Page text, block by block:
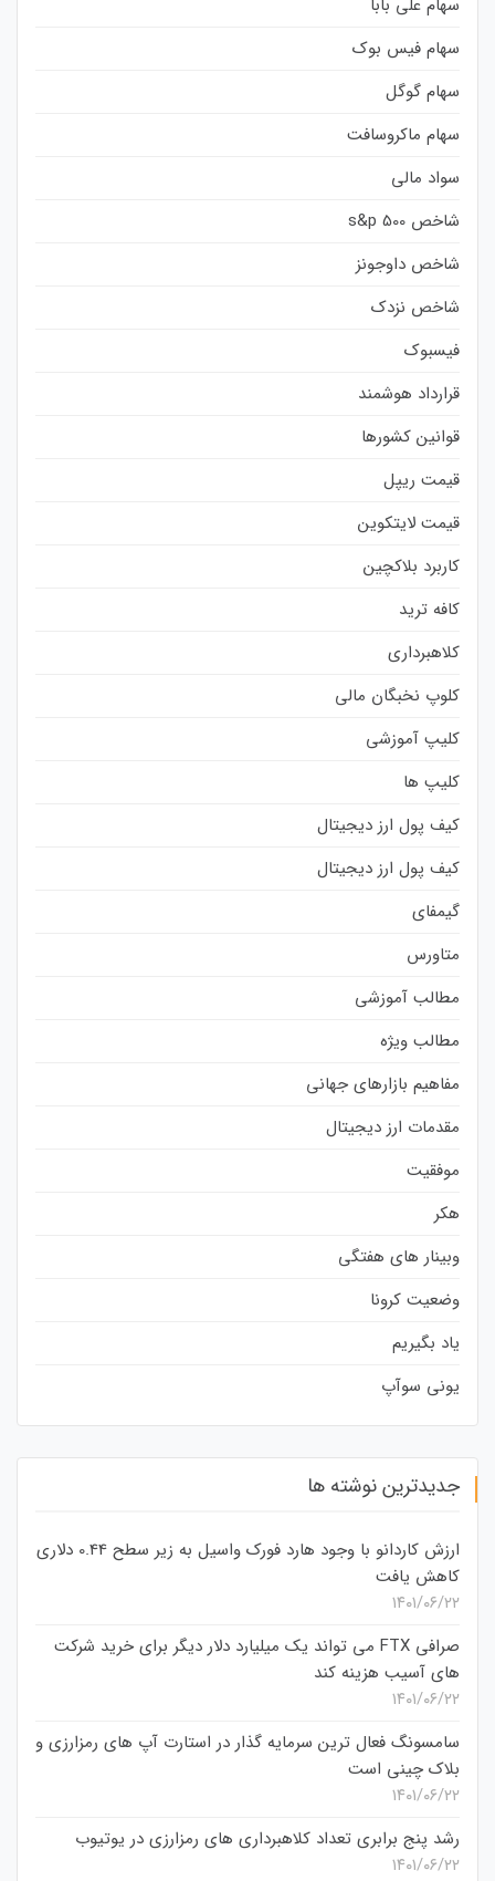
سهام فیس بوک
سهام گوگل
سهام ماکروسافت
سواد مالی
شاخص s&p 500
شاخص داوجونز
شاخص نزدک
فیسبوک
قرارداد هوشمند
قوانین کشورها
قیمت ریپل
قیمت لایتکوین
کاربرد بلاکچین
کافه ترید
کلاهبرداری
کلوپ نخبگان مالی
کلیپ آموزشی
کلیپ ها
کیف پول ارز دیجیتال
کیف پول ارز دیجیتال
گیمفای
متاورس
مطالب آموزشی
مطالب ویژه
مفاهیم بازارهای جهانی
مقدمات ارز دیجیتال
موفقیت
هکر
وبینار های هفتگی
وضعیت کرونا
یاد بگیریم
یونی سوآپ
جدیدترین نوشته ها
ارزش کاردانو با وجود هارد فورک واسیل به زیر سطح 0.44 دلاری
کاهش یافت
۱۴۰۱/۰۶/۲۲
صرافی FTX می تواند یک میلیارد دلار دیگر برای خرید شرکت
های آسیب هزینه کند
۱۴۰۱/۰۶/۲۲
سامسونگ فعال‌ ترین سرمایه‌ گذار در استارت‌ آپ‌ های رمزارزی و
بلاک چینی است
۱۴۰۱/۰۶/۲۲
رشد پنج برابری تعداد کلاهبرداری های رمزارزی در یوتیوب
۱۴۰۱/۰۶/۲۲